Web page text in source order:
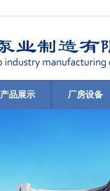
产品展示 厂房设备